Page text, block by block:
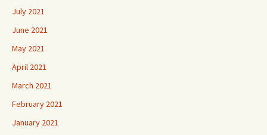
July 2021
June 2021
May 2021
April 2021
March 2021
February 2021
January 2021